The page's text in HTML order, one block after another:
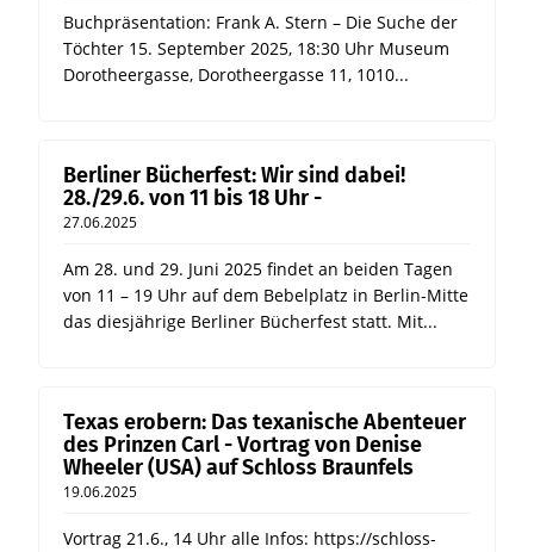
Buchpräsentation: Frank A. Stern – Die Suche der
Töchter 15. September 2025, 18:30 Uhr Museum
Dorotheergasse, Dorotheergasse 11, 1010...
Berliner Bücherfest: Wir sind dabei!
28./29.6. von 11 bis 18 Uhr -
27.06.2025
Am 28. und 29. Juni 2025 findet an beiden Tagen
von 11 – 19 Uhr auf dem Bebelplatz in Berlin-Mitte
das diesjährige Berliner Bücherfest statt. Mit...
Texas erobern: Das texanische Abenteuer
des Prinzen Carl - Vortrag von Denise
Wheeler (USA) auf Schloss Braunfels
19.06.2025
Vortrag 21.6., 14 Uhr alle Infos: https://schloss-